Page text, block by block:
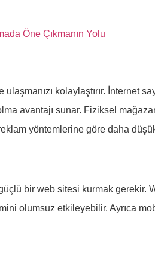
Öne Çıkmanın Yolu
kolaylaştırır. İnternet
avantajı sunar. Fiziksel
yöntemlerine göre daha
bir web sitesi kurmak gerekir.
olumsuz etkileyebilir. Ayrıca